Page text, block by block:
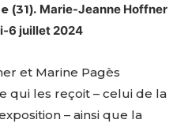
(31). Marie-Jeanne Hoffner
6 juillet 2024
et Marine Pagès
qui les reçoit – celui de la
– ainsi que la